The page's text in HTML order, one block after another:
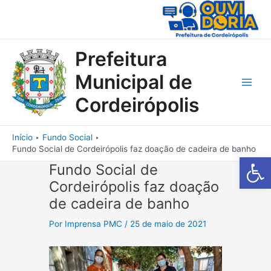
Barra de
Prefeitura
Municipal de
Cordeirópolis
Início
Fundo Social
Fundo Social de Cordeirópolis faz doação de cadeira de banho
Fundo Social de
Cordeirópolis faz doação
de cadeira de banho
Por Imprensa PMC / 25 de maio de 2021